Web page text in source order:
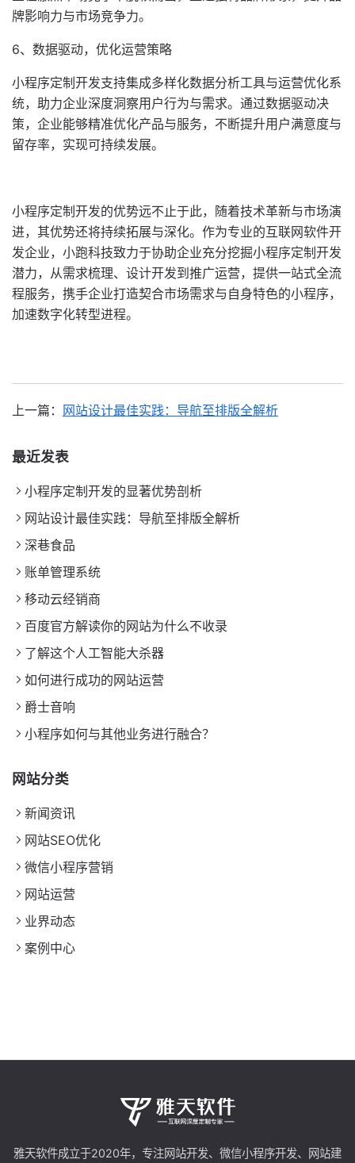
牌影响力与市场竞争力。
6、数据驱动，优化运营策略
小程序定制开发支持集成多样化数据分析工具与运营优化系
统，助力企业深度洞察用户行为与需求。通过数据驱动决
策，企业能够精准优化产品与服务，不断提升用户满意度与
留存率，实现可持续发展。
小程序定制开发的优势远不止于此，随着技术革新与市场演
进，其优势还将持续拓展与深化。作为专业的互联网软件开
发企业，小跑科技致力于协助企业充分挖掘小程序定制开发
潜力，从需求梳理、设计开发到推广运营，提供一站式全流
程服务，携手企业打造契合市场需求与自身特色的小程序，
加速数字化转型进程。
上一篇： 网站设计最佳实践：导航至排版全解析
最近发表
小程序定制开发的显著优势剖析
网站设计最佳实践：导航至排版全解析
深巷食品
账单管理系统
移动云经销商
百度官方解读你的网站为什么不收录
了解这个人工智能大杀器
如何进行成功的网站运营
爵士音响
小程序如何与其他业务进行融合？
网站分类
新闻资讯
网站SEO优化
微信小程序营销
网站运营
业界动态
案例中心
雅天软件成立于2020年，专注网站开发、微信小程序开发、网站建